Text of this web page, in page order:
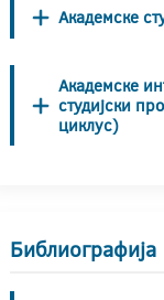
Академске
Академске
студијски
циклус)
Библиографија